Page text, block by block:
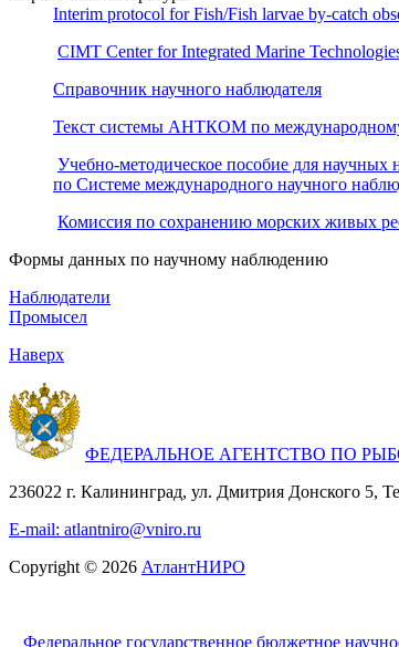
Interim protocol for Fish/Fish larvae by-catch
CIMT Center for Integrated Marine
Справочник научного наблюдателя
Текст системы АНТКОМ по
Учебно-методическое пособие для
по Системе международного научного
Комиссия по сохранению морских живых
Формы данных по научному наблюдению
Наблюдатели
Промысел
Наверх
ФЕДЕРАЛЬНОЕ АГЕНТСТВО ПО
236022 г. Калининград, ул. Дмитрия Донского 5,
E-mail: atlantniro@vniro.ru
Copyright © 2026 АтлантНИРО
Федеральное государственное бюджетное